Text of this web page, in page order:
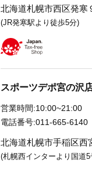
北海道札幌市西区発寒
(JR発寒駅より徒歩5分)
スポーツデポ宮の沢
営業時間:10:00~21:00
電話番号:011-665-6140
北海道札幌市手稲区西
(札幌西インターより国道